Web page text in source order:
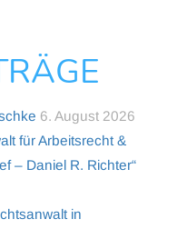
6. August 2026
für Arbeitsrecht &
– Daniel R. Richter“
in